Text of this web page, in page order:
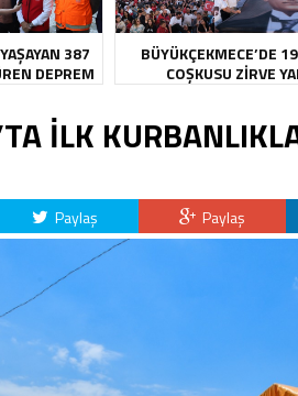
387
DEPREM
BÜYÜKÇEKMECE’DE
COŞKUSU ZİRVE
İLK
Paylaş Paylaş